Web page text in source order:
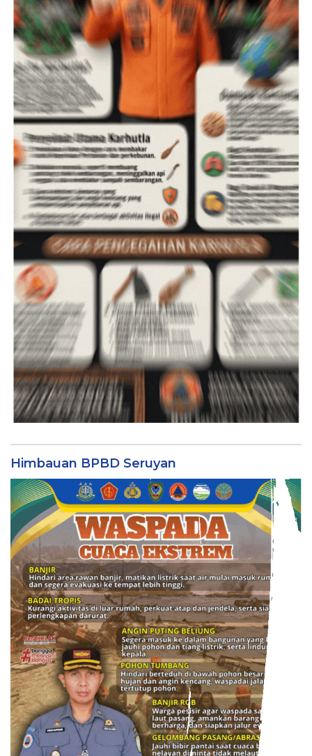
Himbauan BPBD Seruyan